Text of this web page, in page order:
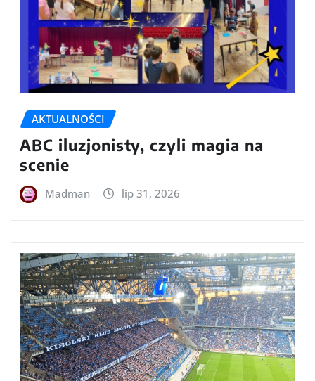
AKTUALNOŚCI
ABC iluzjonisty, czyli magia na
scenie
Madman lip 31, 2026